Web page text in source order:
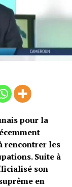
pour la
rencontrer les
Suite à
son
en